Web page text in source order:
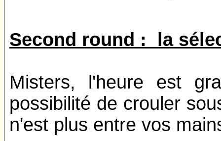
Second round : la
Misters, l'heure est
possibilité de crouler
n'est plus entre vos